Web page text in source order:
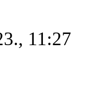
11:27